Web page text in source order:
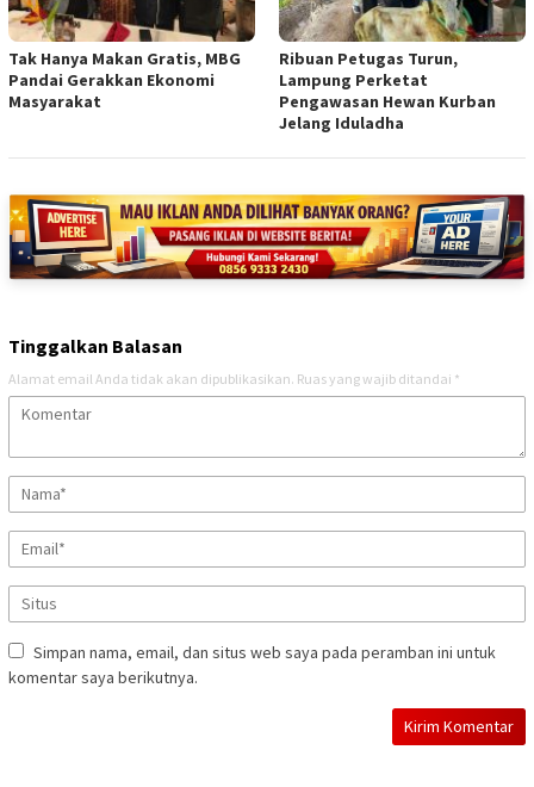
Tak Hanya Makan Gratis, MBG
Pandai Gerakkan Ekonomi
Masyarakat
Ribuan Petugas Turun,
Lampung Perketat
Pengawasan Hewan Kurban
Jelang Iduladha
Tinggalkan Balasan
Alamat email Anda tidak akan dipublikasikan. Ruas yang wajib ditandai *
Simpan nama, email, dan situs web saya pada peramban ini untuk
komentar saya berikutnya.